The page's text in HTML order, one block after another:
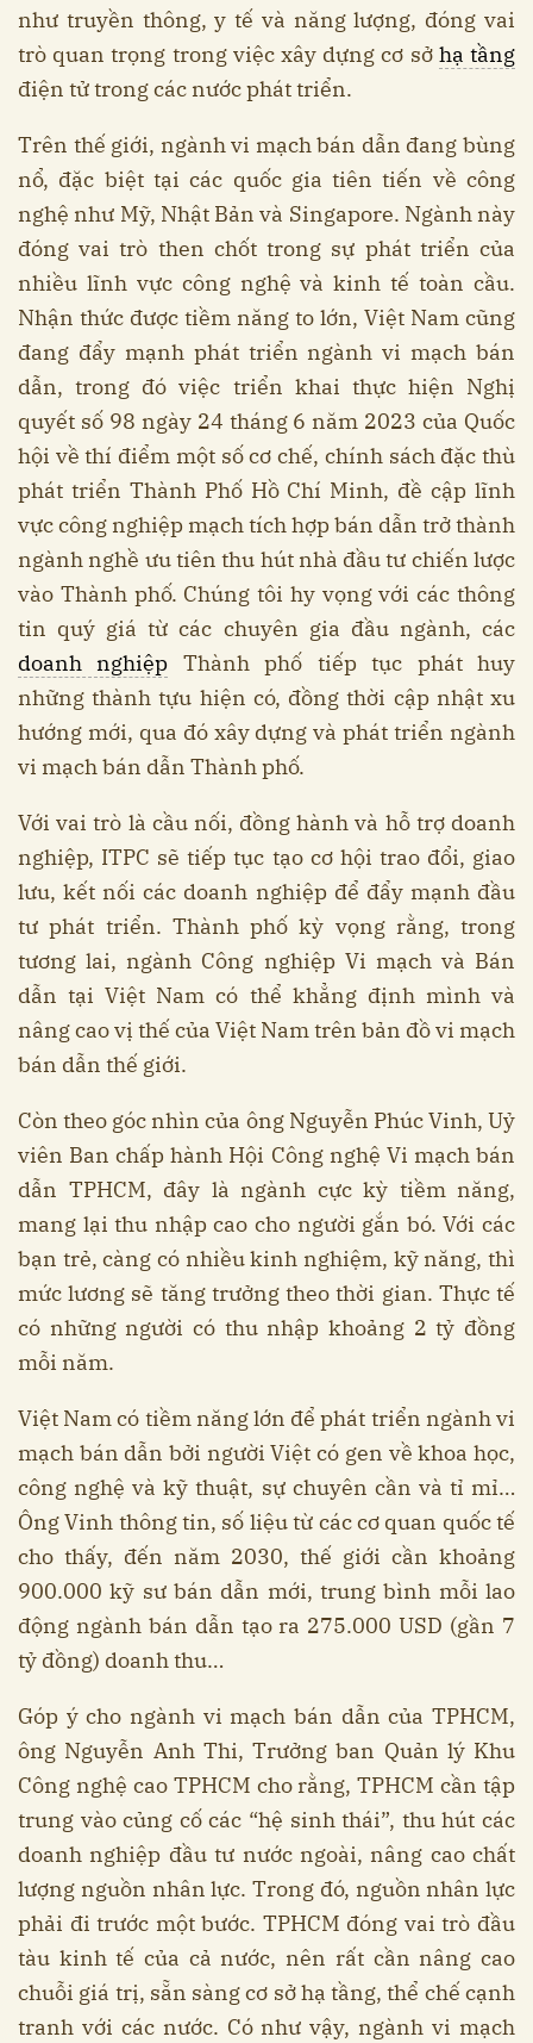
như truyền thông, y tế và năng lượng, đóng vai
trò quan trọng trong việc xây dựng cơ sở hạ tầng
điện tử trong các nước phát triển.
Trên thế giới, ngành vi mạch bán dẫn đang bùng
nổ, đặc biệt tại các quốc gia tiên tiến về công
nghệ như Mỹ, Nhật Bản và Singapore. Ngành này
đóng vai trò then chốt trong sự phát triển của
nhiều lĩnh vực công nghệ và kinh tế toàn cầu.
Nhận thức được tiềm năng to lớn, Việt Nam cũng
đang đẩy mạnh phát triển ngành vi mạch bán
dẫn, trong đó việc triển khai thực hiện Nghị
quyết số 98 ngày 24 tháng 6 năm 2023 của Quốc
hội về thí điểm một số cơ chế, chính sách đặc thù
phát triển Thành Phố Hồ Chí Minh, đề cập lĩnh
vực công nghiệp mạch tích hợp bán dẫn trở thành
ngành nghề ưu tiên thu hút nhà đầu tư chiến lược
vào Thành phố. Chúng tôi hy vọng với các thông
tin quý giá từ các chuyên gia đầu ngành, các
doanh nghiệp Thành phố tiếp tục phát huy
những thành tựu hiện có, đồng thời cập nhật xu
hướng mới, qua đó xây dựng và phát triển ngành
vi mạch bán dẫn Thành phố.
Với vai trò là cầu nối, đồng hành và hỗ trợ doanh
nghiệp, ITPC sẽ tiếp tục tạo cơ hội trao đổi, giao
lưu, kết nối các doanh nghiệp để đẩy mạnh đầu
tư phát triển. Thành phố kỳ vọng rằng, trong
tương lai, ngành Công nghiệp Vi mạch và Bán
dẫn tại Việt Nam có thể khẳng định mình và
nâng cao vị thế của Việt Nam trên bản đồ vi mạch
bán dẫn thế giới.
Còn theo góc nhìn của ông Nguyễn Phúc Vinh, Uỷ
viên Ban chấp hành Hội Công nghệ Vi mạch bán
dẫn TPHCM, đây là ngành cực kỳ tiềm năng,
mang lại thu nhập cao cho người gắn bó. Với các
bạn trẻ, càng có nhiều kinh nghiệm, kỹ năng, thì
mức lương sẽ tăng trưởng theo thời gian. Thực tế
có những người có thu nhập khoảng 2 tỷ đồng
mỗi năm.
Việt Nam có tiềm năng lớn để phát triển ngành vi
mạch bán dẫn bởi người Việt có gen về khoa học,
công nghệ và kỹ thuật, sự chuyên cần và tỉ mỉ…
Ông Vinh thông tin, số liệu từ các cơ quan quốc tế
cho thấy, đến năm 2030, thế giới cần khoảng
900.000 kỹ sư bán dẫn mới, trung bình mỗi lao
động ngành bán dẫn tạo ra 275.000 USD (gần 7
tỷ đồng) doanh thu…
Góp ý cho ngành vi mạch bán dẫn của TPHCM,
ông Nguyễn Anh Thi, Trưởng ban Quản lý Khu
Công nghệ cao TPHCM cho rằng, TPHCM cần tập
trung vào củng cố các “hệ sinh thái”, thu hút các
doanh nghiệp đầu tư nước ngoài, nâng cao chất
lượng nguồn nhân lực. Trong đó, nguồn nhân lực
phải đi trước một bước. TPHCM đóng vai trò đầu
tàu kinh tế của cả nước, nên rất cần nâng cao
chuỗi giá trị, sẵn sàng cơ sở hạ tầng, thể chế cạnh
tranh với các nước. Có như vậy, ngành vi mạch